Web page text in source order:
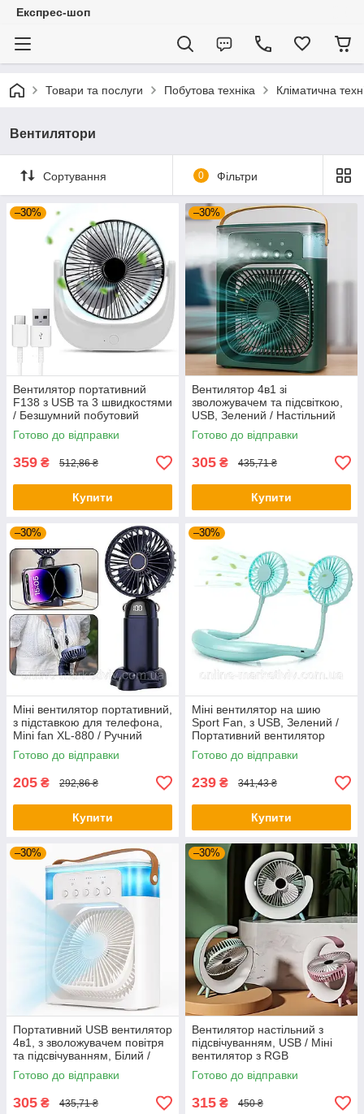
Експрес-шоп
Товари та послуги Побутова техніка Кліматична
Вентилятори
Сортування 0 Фільтри
–30%
Вентилятор портативний
F138 з USB та 3 швидкостями
/ Безшумний побутовий
вентилятор
Готово до відправки
359 ₴ 512,86 ₴
Купити
–30%
Вентилятор 4в1 зі
зволожувачем та підсвіткою,
USB, Зелений / Настільний
міні кондиціонер /
Зволожувач повітря
Готово до відправки
305 ₴ 435,71 ₴
Купити
–30%
Міні вентилятор портативний,
з підставкою для телефона,
Mini fan XL-880 / Ручний
вентилятор акумуляторний
Готово до відправки
205 ₴ 292,86 ₴
Купити
–30%
Міні вентилятор на шию
Sport Fan, з USB, Зелений /
Портативний вентилятор
акумуляторний для спорту
Готово до відправки
239 ₴ 341,43 ₴
Купити
–30%
Портативний USB вентилятор
4в1, з зволожувачем повітря
та підсвічуванням, Білий /
Настільний вентилятор
Готово до відправки
305 ₴ 435,71 ₴
–30%
Вентилятор настільний з
підсвічуванням, USB / Міні
вентилятор з RGB
підсвічуванням / Портативний
вентилятор
Готово до відправки
315 ₴ 450 ₴